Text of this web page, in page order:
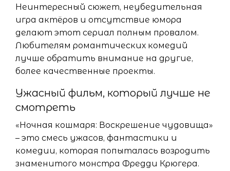
Неинтересный сюжет, неубедительная
игра актёров и отсутствие юмора
делают этот сериал полным провалом.
Любителям романтических комедий
лучше обратить внимание на другие,
более качественные проекты.
Ужасный фильм, который лучше не
смотреть
«Ночная кошмаря: Воскрешение чудовища»
– это смесь ужасов, фантастики и
комедии, которая попыталась возродить
знаменитого монстра Фредди Крюгера.